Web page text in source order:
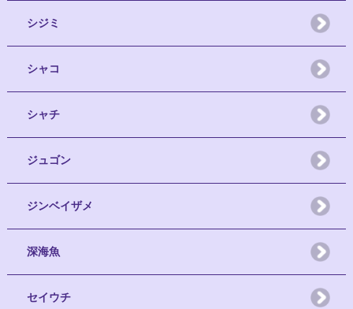
シジミ
シャコ
シャチ
ジュゴン
ジンベイザメ
深海魚
セイウチ